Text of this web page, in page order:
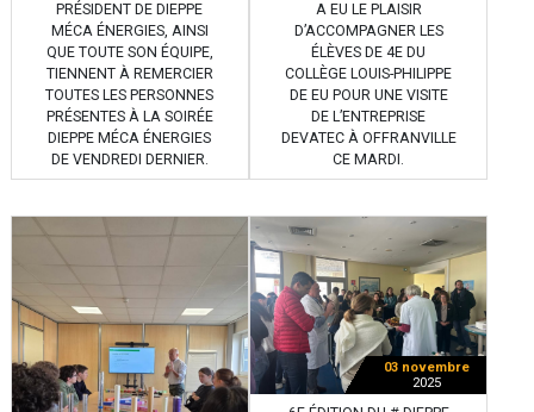
PRÉSIDENT DE DIEPPE
MÉCA ÉNERGIES, AINSI
QUE TOUTE SON ÉQUIPE,
TIENNENT À REMERCIER
TOUTES LES PERSONNES
PRÉSENTES À LA SOIRÉE
DIEPPE MÉCA ÉNERGIES
DE VENDREDI DERNIER.
A EU LE PLAISIR
D’ACCOMPAGNER LES
ÉLÈVES DE 4E DU
COLLÈGE LOUIS-PHILIPPE
DE EU POUR UNE VISITE
DE L’ENTREPRISE
DEVATEC À OFFRANVILLE
CE MARDI.
03 novembre
2025